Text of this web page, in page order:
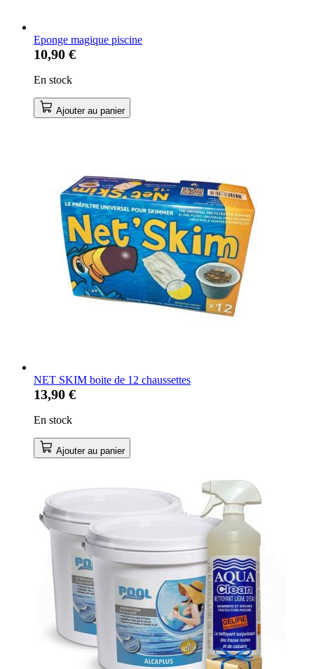
Eponge magique piscine
10,90 €
En stock
Ajouter au panier
NET SKIM boite de 12 chaussettes
13,90 €
En stock
Ajouter au panier